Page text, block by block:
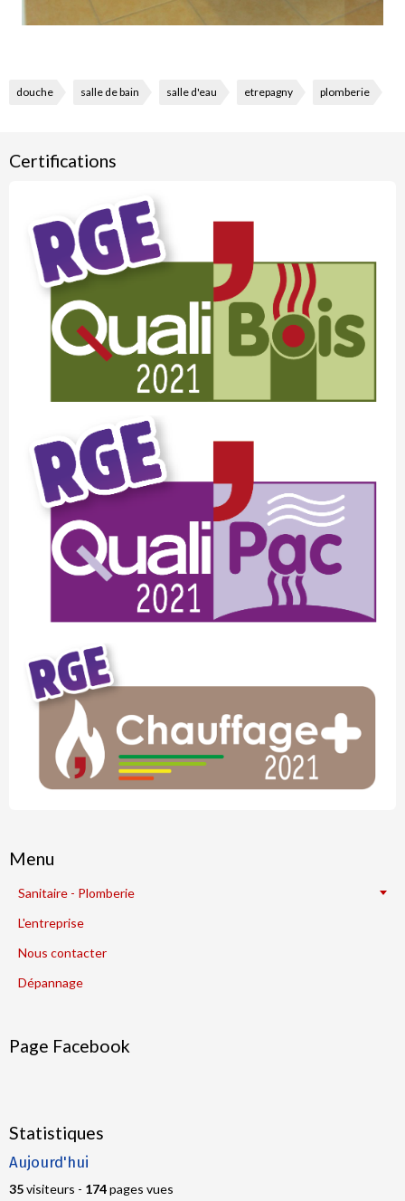
douche salle de bain salle d'eau etrepagny plomberie
Certifications
Menu
Sanitaire - Plomberie
L'entreprise
Nous contacter
Dépannage
Page Facebook
Statistiques
Aujourd'hui
35visiteurs - 174pages vues